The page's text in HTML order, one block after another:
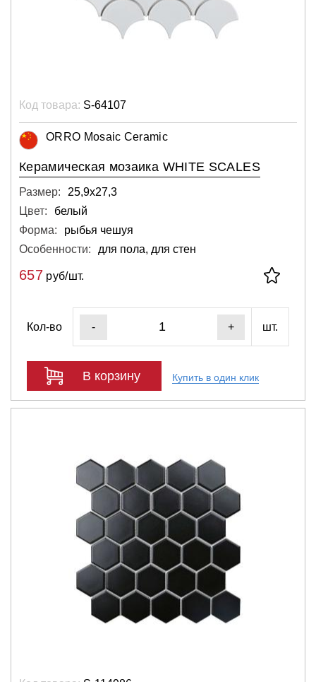
Код товара: S-64107
ORRO Mosaic Ceramic
Керамическая мозаика WHITE SCALES
Размер:
25,9х27,3
Цвет:
белый
Форма:
рыбья чешуя
Особенности:
для пола, для стен
657 руб/шт.
Кол-во - + шт.
В корзину Купить в один клик